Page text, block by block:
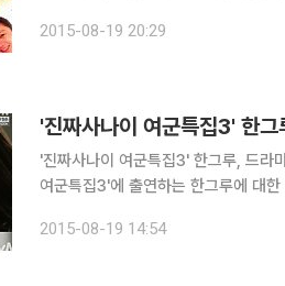
2015-08-19 20:29
'진짜사나이 여군특집3' 한그루, 드라마
여군특집3'에 출연하는 한그루에 대한 네티즌의 관심이
숙, 신소율, 유선, 한채아, 가수 제시,
2015-08-19 14:54